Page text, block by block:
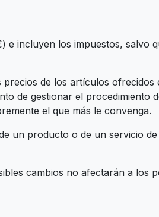
incluyen los impuestos, salvo
de los artículos
de gestionar el procedimiento
el que más le convenga.
un producto o de un servicio
cambios no afectarán a los